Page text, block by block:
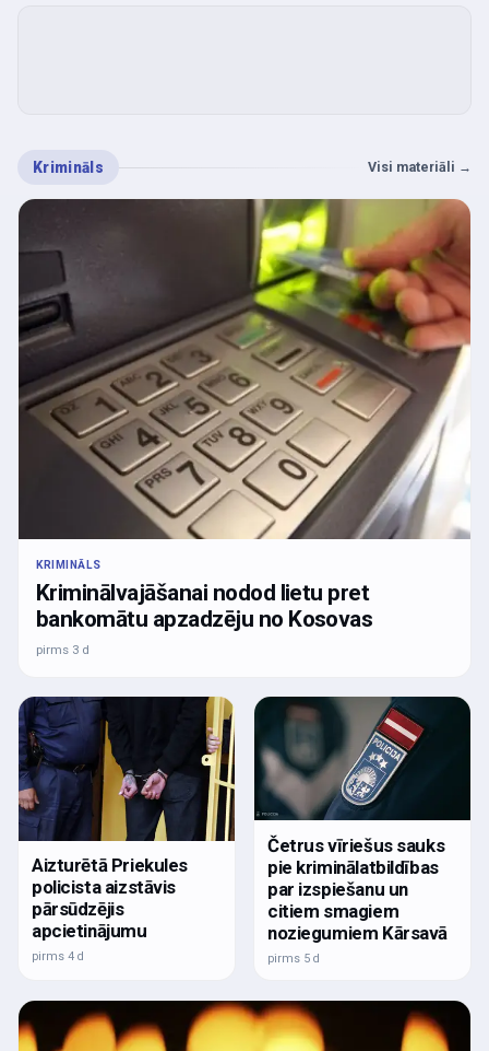
Krimināls Visi materiāli →
KRIMINĀLS
Kriminālvajāšanai nodod lietu pret
bankomātu apzadzēju no Kosovas
pirms 3 d
Aizturētā Priekules
policista aizstāvis
pārsūdzējis
apcietinājumu
pirms 4 d
Četrus vīriešus sauks
pie kriminālatbildības
par izspiešanu un
citiem smagiem
noziegumiem Kārsavā
pirms 5 d